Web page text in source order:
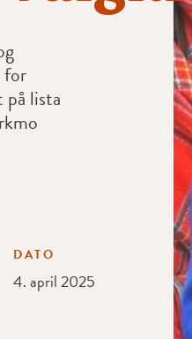
for
på lista
DATO
4. april 2025